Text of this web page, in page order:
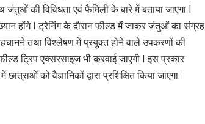
जंतुओं की विविधता एवं फैमिली के बारे में बताया जाएगा I
होंगे I ट्रेनिंग के दौरान फील्ड में जाकर जंतुओं का संग्रह
तथा विश्लेषण में प्रयुक्त होने वाले उपकरणों की
ट्रिप एक्सरसाइज भी करवाई जाएगी I इस प्रकार
को वैज्ञानिकों द्वारा प्रशिक्षित किया जाएगा।